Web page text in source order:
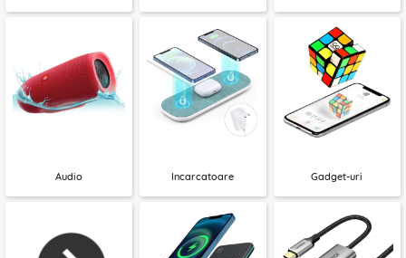
Audio Incarcatoare Gadget-uri